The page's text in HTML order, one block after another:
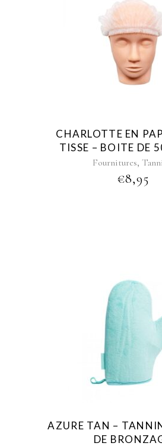
CHARLOTTE EN
TISSE – BOITE DE
Fournitures,
€8,95
AZURE TAN –
DE